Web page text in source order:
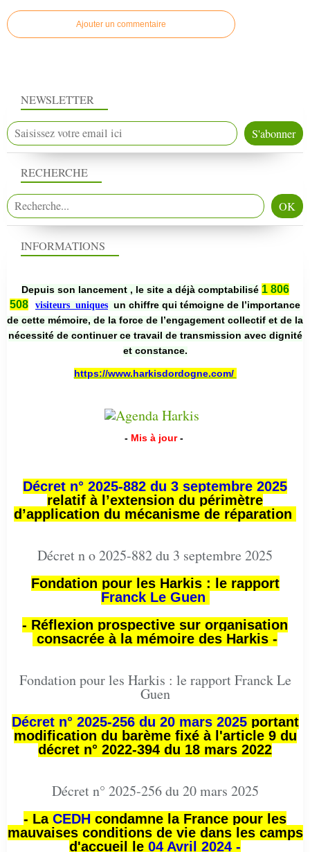
Ajouter un commentaire
NEWSLETTER
RECHERCHE
INFORMATIONS
Depuis son lancement , le site a déjà comptabilisé 1 806
508
visiteurs uniques un chiffre qui témoigne de l’importance
de cette mémoire, de la force de l’engagement collectif et de la
nécessité de continuer ce travail de transmission avec dignité
et constance.
https://www.harkisdordogne.com/
- Mis à jour -
Décret n° 2025-882 du 3 septembre 2025
relatif à l’extension du périmètre
d’application du mécanisme de réparation
Décret n o 2025-882 du 3 septembre 2025
Fondation pour les Harkis : le rapport
Franck Le Guen
- Réflexion prospective sur organisation
consacrée à la mémoire des Harkis -
Fondation pour les Harkis : le rapport Franck Le
Guen
Décret n° 2025-256 du 20 mars 2025portant
modification du barème fixé à l'article 9 du
décret n° 2022-394 du 18 mars 2022
Décret n° 2025-256 du 20 mars 2025
- La CEDH condamne la France pour les
mauvaises conditions de vie dans les camps
d'accueil le 04 Avril 2024 -